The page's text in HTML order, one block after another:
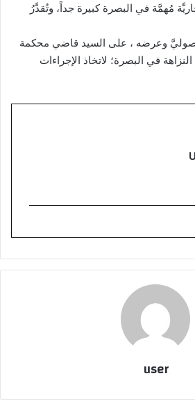
مُهمَّة في البصرة كبيرة جداً، وتُقدَّرُ
وعرضه ، على السيد قاضي محكمة
في البصرة؛ لاتخاذ الإجراءات
user